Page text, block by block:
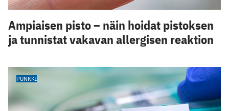
Ampiaisen pisto – näin hoidat pistoksen
ja tunnistat vakavan allergisen reaktion
PUNKKI